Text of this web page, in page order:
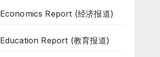
Economics Report (经济报道)
Education Report (教育报道)